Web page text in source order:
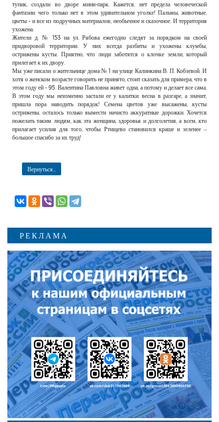
тупик, создали во дворе мини-парк. Кажется, нет предела человеческой
фантазии: чего только нет в этом удивительном уголке! Пальмы, животные,
цветы - и все из подручных материалов, необычное и сказочное. И территория
ухожена.
Жители д. № 153 на ул. Рябова ежегодно следят за порядком на своей
придворовой территории. У них всегда разбиты и ухожены клумбы,
острижены кусты. Приятно, что люди заботятся о клочке земли, который
прилегает к их двору.
Мы уже писали о жительнице дома № 1 на улице Калинкина В. П. Кобзевой. И
хотя о женском возрасте говорить не принято, стоит сказать для примера, что в
этом году ей - 95. Валентина Павловна живет одна, а потому и делает все сама.
В этом году мы неизменно застали ее у калитки: весна в разгаре, а значит,
пришла пора наводить порядок! Семена цветов уже высажены, кусты
острижены, осталось только вымести начисто аккуратные дорожки. Хочется
пожелать таким людям, как эта женщина, здоровья и долголетия, а всем, кто
прилагает усилия для того, чтобы Ртищево становился краше и зеленее –
большое спасибо за их труд!
Вернуться...
РЕКЛАМА